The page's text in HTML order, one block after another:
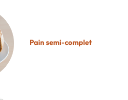
Pain semi-complet